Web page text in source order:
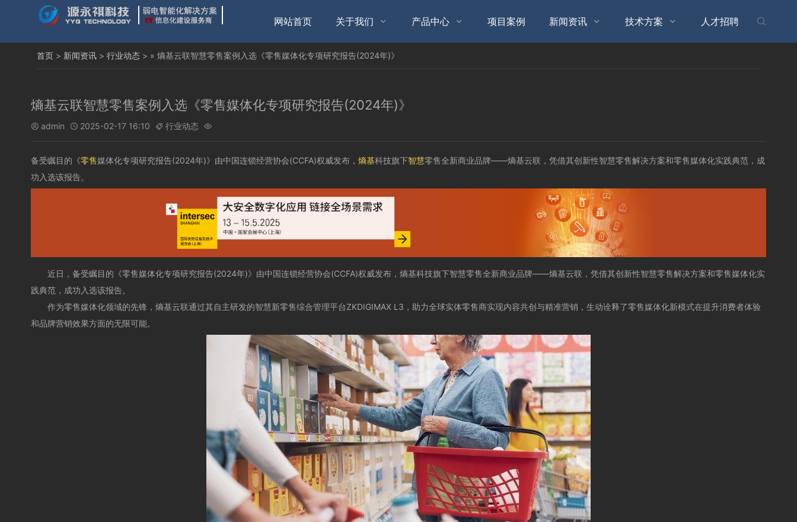

网站首页 关于我们  产品中心  项目案例 新闻资讯  技术方案  人才招聘
首页 > 新闻资讯 > 行业动态 > » 熵基云联智慧零售案例入选《零售媒体化专项研究报告(2024年)》
熵基云联智慧零售案例入选《零售媒体化专项研究报告(2024年)》
 admin  2025-02-17 16:10  行业动态 
备受瞩目的《零售媒体化专项研究报告(2024年)》由中国连锁经营协会(CCFA)权威发布， 熵基科技旗下智慧零售全新商业品牌——熵基云联，凭借其创新性智慧零售解决方案和零售媒体化实践典范，成
功入选该报告。
近日，备受瞩目的《零售媒体化专项研究报告(2024年)》由中国连锁经营协会(CCFA)权威发布，熵基科技旗下智慧零售全新商业品牌——熵基云联，凭借其创新性智慧零售解决方案和零售媒体化实
践典范，成功入选该报告。
作为零售媒体化领域的先锋，熵基云联通过其自主研发的智慧新零售综合管理平台ZKDIGIMAX L3，助力全球实体零售商实现内容共创与精准营销，生动诠释了零售媒体化新模式在提升消费者体验
和品牌营销效果方面的无限可能。